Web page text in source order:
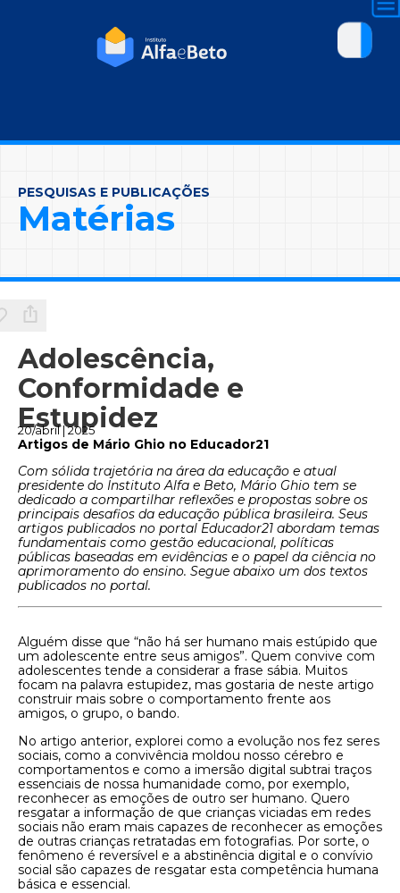
PESQUISAS E PUBLICAÇÕES
Matérias
Adolescência,
Conformidade e
Estupidez
20/abril | 2025
Artigos de Mário Ghio no Educador21
Com sólida trajetória na área da educação e atual
presidente do Instituto Alfa e Beto, Mário Ghio tem se
dedicado a compartilhar reflexões e propostas sobre os
principais desafios da educação pública brasileira. Seus
artigos publicados no portal Educador21 abordam temas
fundamentais como gestão educacional, políticas
públicas baseadas em evidências e o papel da ciência no
aprimoramento do ensino. Segue abaixo um dos textos
publicados no portal.
Alguém disse que “não há ser humano mais estúpido que
um adolescente entre seus amigos”. Quem convive com
adolescentes tende a considerar a frase sábia. Muitos
focam na palavra estupidez, mas gostaria de neste artigo
construir mais sobre o comportamento frente aos
amigos, o grupo, o bando.
No artigo anterior, explorei como a evolução nos fez seres
sociais, como a convivência moldou nosso cérebro e
comportamentos e como a imersão digital subtrai traços
essenciais de nossa humanidade como, por exemplo,
reconhecer as emoções de outro ser humano. Quero
resgatar a informação de que crianças viciadas em redes
sociais não eram mais capazes de reconhecer as emoções
de outras crianças retratadas em fotografias. Por sorte, o
fenômeno é reversível e a abstinência digital e o convívio
social são capazes de resgatar esta competência humana
básica e essencial.